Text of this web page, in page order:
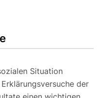
Situation
der